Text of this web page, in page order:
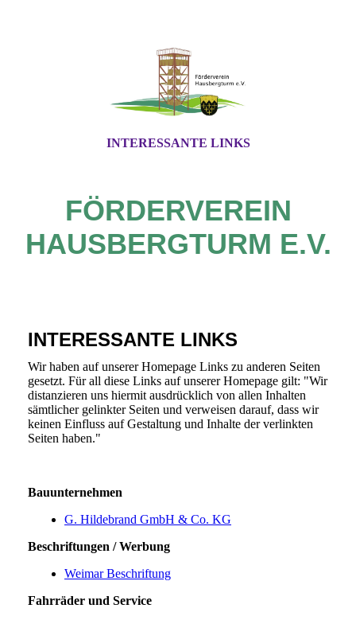
INTERESSANTE LINKS
FÖRDERVEREIN
HAUSBERGTURM E.V.
INTERESSANTE LINKS
Wir haben auf unserer Homepage Links zu anderen Seiten
gesetzt. Für all diese Links auf unserer Homepage gilt: "Wir
distanzieren uns hiermit ausdrücklich von allen Inhalten
sämtlicher gelinkter Seiten und verweisen darauf, dass wir
keinen Einfluss auf Gestaltung und Inhalte der verlinkten
Seiten haben."
Bauunternehmen
G. Hildebrand GmbH & Co. KG
Beschriftungen / Werbung
Weimar Beschriftung
Fahrräder und Service